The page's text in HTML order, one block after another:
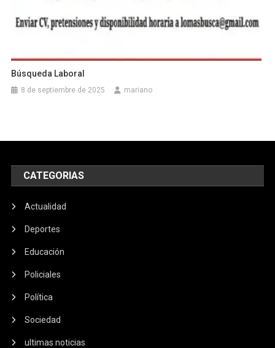
Búsqueda Laboral
8 de septiembre de 2025 mariano
CATEGORIAS
Actualidad
Deportes
Educación
Policiales
Política
Sociedad
ultimas noticias